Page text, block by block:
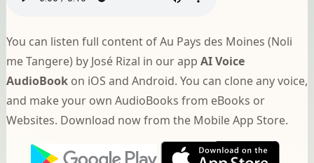
You can listen full content of Au Pays des Moines (Noli
me Tangere) by José Rizal in our app AI Voice
AudioBook on iOS and Android. You can clone any voice,
and make your own AudioBooks from eBooks or
Websites. Download now from the Mobile App Store.